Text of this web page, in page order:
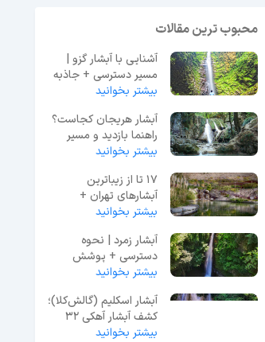
محبوب ترین مقالات
آشنایی با آبشار گزو |
مسیر دسترسی + جاذبه
ها و تفریحات + نقشه
بیشتر بخوانید
آبشار هریجان کجاست؟
راهنما بازدید و مسیر
دسترسی + نقشه
بیشتر بخوانید
17 تا از زیباترین
آبشارهای تهران +
تصاویر
بیشتر بخوانید
آبشار زمرد | نحوه
دسترسی + پوشش
گیاهی و اقامت + عکس
بیشتر بخوانید
آبشار اسکلیم (گالش‌کلا)؛
کشف آبشار آهکی ۳۲
متری در لفور
بیشتر بخوانید